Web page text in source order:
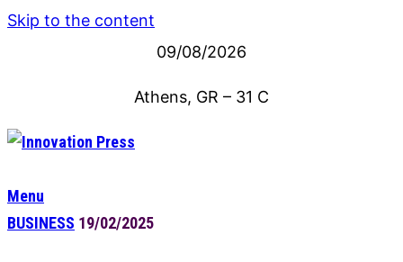
Skip to the content
09/08/2026
Athens, GR – 31 C
Menu
BUSINESS 19/02/2025